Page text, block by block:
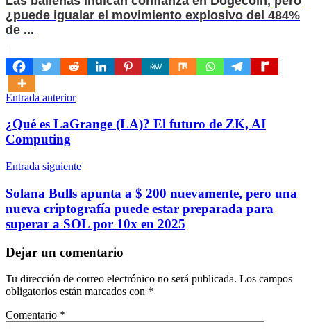
¿puede igualar el movimiento explosivo del 484%
de ...
Navegación
de
entradas
Entrada anterior
¿Qué es LaGrange (LA)? El futuro de ZK, AI
Computing
Entrada siguiente
Solana Bulls apunta a $ 200 nuevamente, pero una
nueva criptografía puede estar preparada para
superar a SOL por 10x en 2025
Dejar un comentario
Tu dirección de correo electrónico no será publicada. Los campos
obligatorios están marcados con *
Comentario *